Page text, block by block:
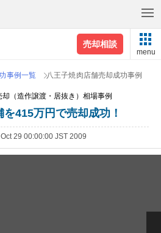
売却相談
menu
事例一覧 八王子焼肉店舗売却成功事例
（造作譲渡・居抜き）相場事例
415万円で売却成功！
29 00:00:00 JST 2009